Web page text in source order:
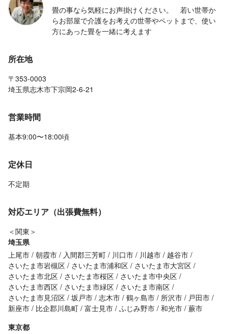
畳の事なら気軽にお声掛けください。 若い世帯か
らお部屋で介護をお考えの世帯やペットまで、使い
方にあった畳を一緒に考えます
所在地
〒353-0003
埼玉県志木市下宗岡2-6-21
営業時間
基本9:00〜18:00頃
定休日
不定期
対応エリア（出張費無料）
＜関東＞
埼玉県
上尾市 朝霞市 入間郡三芳町 川口市 川越市
越谷市
さいたま市岩槻区
さいたま市浦和区
さいたま市大宮区
さいたま市北区
さいたま市桜区
さいたま市中央区
さいたま市西区
さいたま市緑区
さいたま市南区
さいたま市見沼区 坂戸市 志木市 鶴ヶ島市 所沢市
戸田市
新座市
比企郡川島町 富士見市 ふじみ野市 和光市 蕨市
東京都